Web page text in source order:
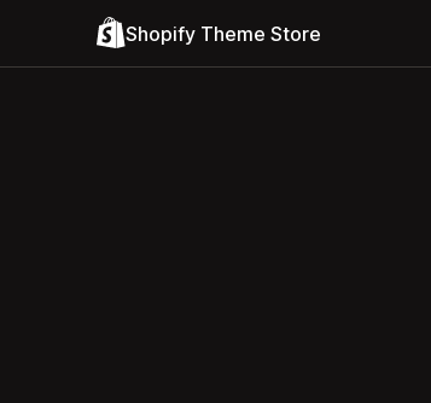
Shopify Theme Store